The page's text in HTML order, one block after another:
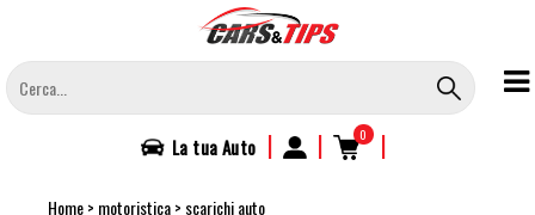
contenuto
principale
La tuaAuto | | 0 |
Home motoristica scarichi auto